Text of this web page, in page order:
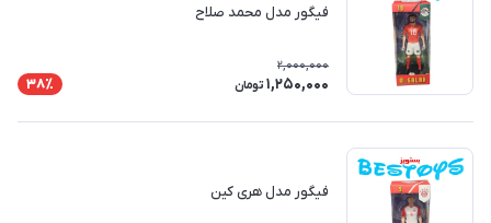
فیگور مدل محمد صلاح
2,000,000
1,250,000 تومان 38٪
فیگور مدل هری کین